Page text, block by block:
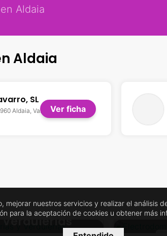
en Aldaia
Aldaia
SL
Aldaia, València.Ver ficha
Fruterías y
Verdulerías
nuestros servicios y realizar el análisis
para la aceptación de cookies u obtener más